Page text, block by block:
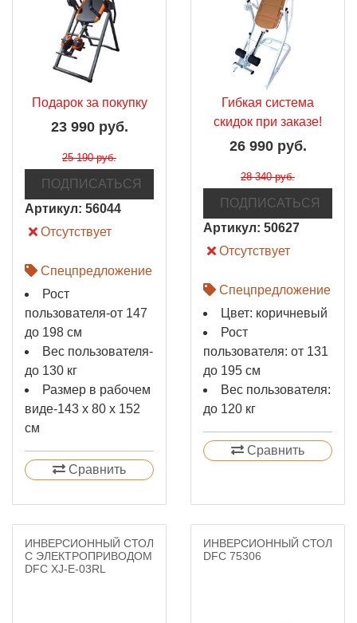
Подарок за покупку
23 990 руб.
25 190 руб.
ПОДПИСАТЬСЯ
Артикул: 56044
Отсутствует
Спецпредложение
Рост
пользователя-от 147
до 198 см
Вес пользователя-
до 130 кг
Размер в рабочем
виде-143 х 80 х 152
см
Сравнить
Гибкая система
скидок при заказе!
26 990 руб.
28 340 руб.
ПОДПИСАТЬСЯ
Артикул: 50627
Отсутствует
Спецпредложение
Цвет: коричневый
Рост
пользователя: от 131
до 195 см
Вес пользователя:
до 120 кг
Сравнить
ИНВЕРСИОННЫЙ СТОЛ
С ЭЛЕКТРОПРИВОДОМ
DFC XJ-E-03RL
ИНВЕРСИОННЫЙ СТОЛ
DFC 75306